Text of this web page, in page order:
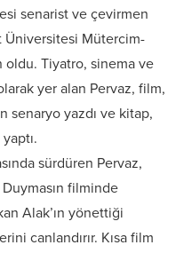
senarist ve çevirmen
Üniversitesi Mütercim-
oldu. Tiyatro, sinema ve
yer alan Pervaz, film,
senaryo yazdı ve kitap,
sürdüren Pervaz,
filminde
Alak’ın yönettiği
canlandırır. Kısa film